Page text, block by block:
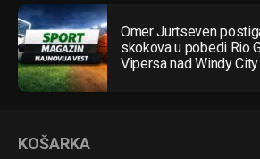
Omer Jurtseven
skokova u pobedi Rio
Vipersa nad Windy
KOŠARKA